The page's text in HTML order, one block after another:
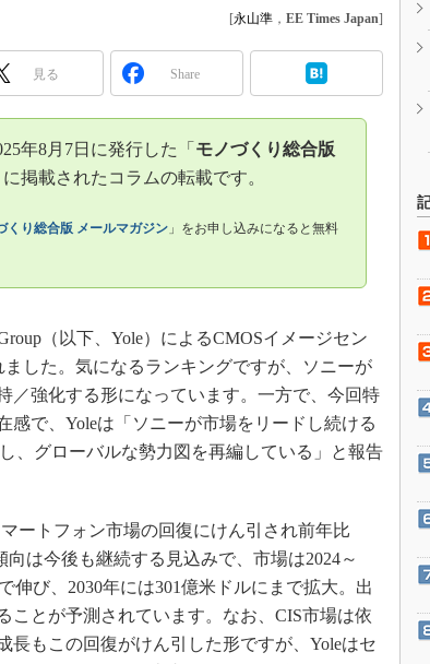
Japan）
Behind the
ジアの新トレンド
”が仕掛けた社内
来展望」
いエンジニア」の
[永山準 ， EE Times Japan]
見る Share
年8月7日に発行した「 モノづくり総合版
に掲載されたコラムの転載です。
くり総合版 メールマガジン 」をお申し込みになると無料
（以下、Yole）によるCMOSイメージセン
した。気になるランキングですが、ソニーが
／強化する形になっています。一方で、今回特
感で、Yoleは「ソニーが市場をリードし続ける
、グローバルな勢力図を再編している」と報告
ートフォン市場の回復にけん引され前年比
は今後も継続する見込みで、市場は2024～
伸び、2030年には301億米ドルにまで拡大。出
ことが予測されています。なお、CIS市場は依
長もこの回復がけん引した形ですが、Yoleはセ